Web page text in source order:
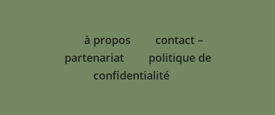
à propos
contact –
partenariat
politique de
confidentialité